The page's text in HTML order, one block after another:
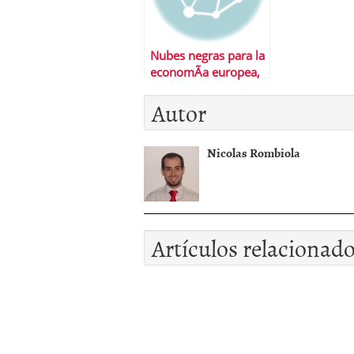
Nubes negras para la
economÃ­a europea,
en la espaÃ±ola
Autor
Nicolas Rombiola
Artículos